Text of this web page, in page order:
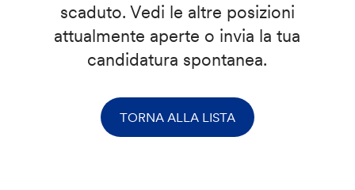
scaduto. Vedi le altre posizioni
attualmente aperte o invia la tua
candidatura spontanea.
TORNA ALLA LISTA